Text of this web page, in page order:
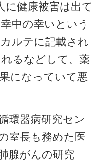
健康被害は出て
中の幸いという
ルテに記載され
るなどして、薬
になっていて悪
環器病研究セン
室長も務めた医
腺がんの研究